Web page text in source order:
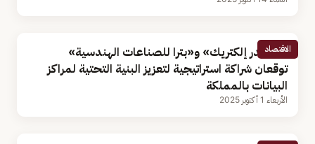
الاقتصاد
«شنايدر إلكتريك» و«بترا للصناعات الهندسية»
توقعان شراكة استراتيجية لتعزيز البنية التحتية لمراكز
البيانات بالمملكة
الأربعاء 1 أكتوبر 2025